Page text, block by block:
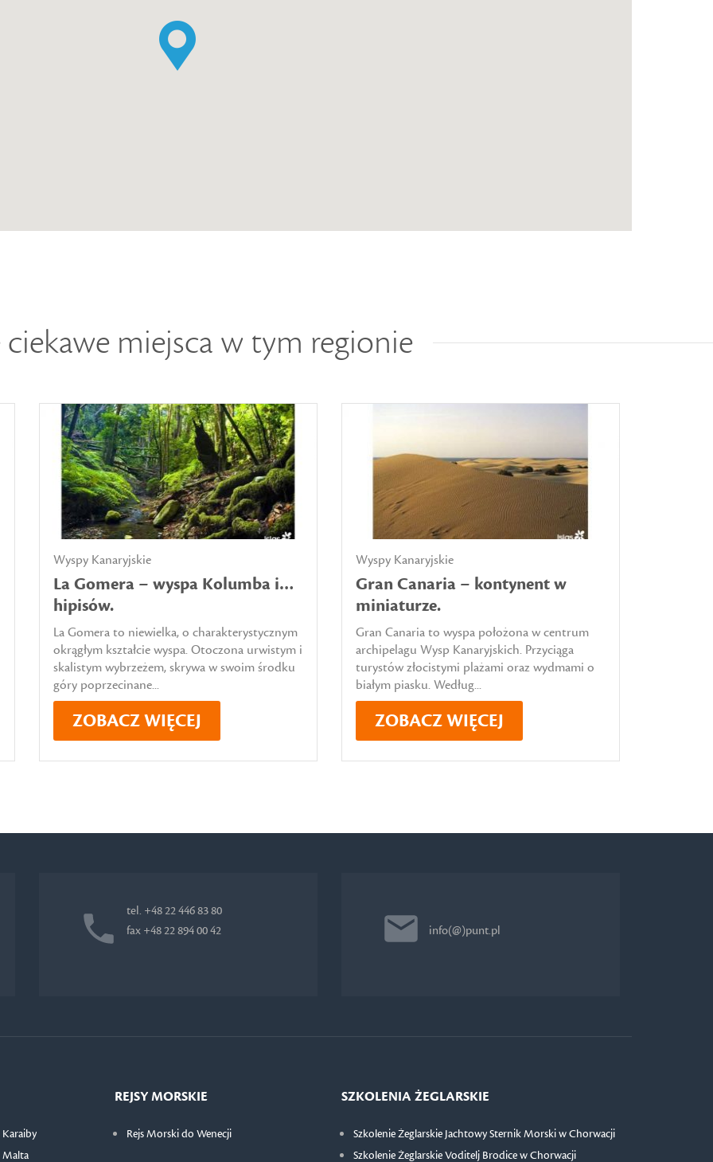
miejsca w tym regionie
Wyspy Kanaryjskie
La Gomera – wyspa Kolumba i…
hipisów.
La Gomera to niewielka, o charakterystycznym
okrągłym kształcie wyspa. Otoczona urwistym i
skalistym wybrzeżem, skrywa w swoim środku
góry poprzecinane...
ZOBACZ WIĘCEJ
Wyspy Kanaryjskie
Gran Canaria – kontynent w
miniaturze.
Gran Canaria to wyspa położona w centrum
archipelagu Wysp Kanaryjskich. Przyciąga
turystów złocistymi plażami oraz wydmami o
białym piasku. Według...
ZOBACZ WIĘCEJ
tel. +48 22 446 83 80
fax +48 22 894 00 42
info(@)punt.pl
Malta
REJSY MORSKIE
Rejs Morski do Wenecji
SZKOLENIA ŻEGLARSKIE
Szkolenie Żeglarskie Jachtowy Sternik Morski w Chorwacji
Szkolenie Żeglarskie Voditelj Brodice w Chorwacji